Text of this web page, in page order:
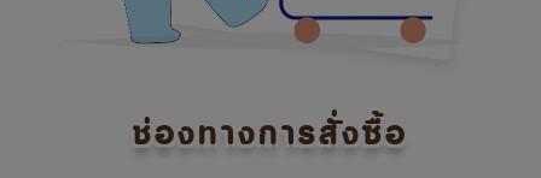
ช่องทางการสั่งซื้อ